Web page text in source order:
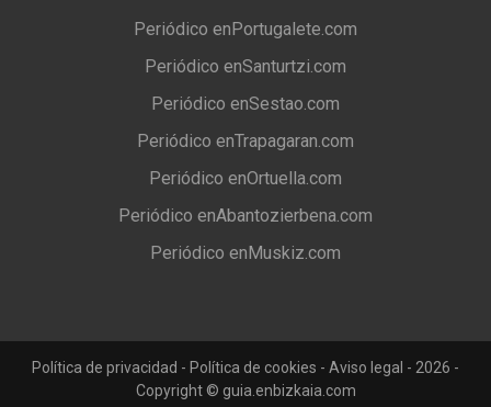
Periódico enPortugalete.com
Periódico enSanturtzi.com
Periódico enSestao.com
Periódico enTrapagaran.com
Periódico enOrtuella.com
Periódico enAbantozierbena.com
Periódico enMuskiz.com
Política de privacidad - Política de cookies - Aviso legal - 2026 -
Copyright © guia.enbizkaia.com